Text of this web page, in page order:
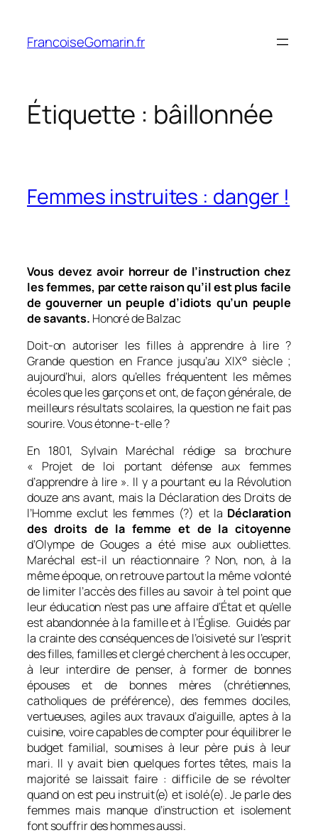
contenu
FrancoiseGomarin.fr
Étiquette : bâillonnée
Femmes instruites : danger !
Vous devez avoir horreur de l’instruction chez
les femmes, par cette raison qu’il est plus facile
de gouverner un peuple d’idiots qu’un peuple
de savants. Honoré de Balzac
Doit-on autoriser les filles à apprendre à lire ?
Grande question en France jusqu’au XIX° siècle ;
aujourd’hui, alors qu’elles fréquentent les mêmes
écoles que les garçons et ont, de façon générale, de
meilleurs résultats scolaires, la question ne fait pas
sourire. Vous étonne-t-elle ?
En 1801, Sylvain Maréchal rédige sa brochure
« Projet de loi portant défense aux femmes
d’apprendre à lire ». Il y a pourtant eu la Révolution
douze ans avant, mais la Déclaration des Droits de
l’Homme exclut les femmes (?) et la Déclaration
des droits de la femme et de la citoyenne
d’Olympe de Gouges a été mise aux oubliettes.
Maréchal est-il un réactionnaire ? Non, non, à la
même époque, on retrouve partout la même volonté
de limiter l’accès des filles au savoir à tel point que
leur éducation n’est pas une affaire d’État et qu’elle
est abandonnée à la famille et à l’Église. Guidés par
la crainte des conséquences de l’oisiveté sur l’esprit
des filles, familles et clergé cherchent à les occuper,
à leur interdire de penser, à former de bonnes
épouses et de bonnes mères (chrétiennes,
catholiques de préférence), des femmes dociles,
vertueuses, agiles aux travaux d’aiguille, aptes à la
cuisine, voire capables de compter pour équilibrer le
budget familial, soumises à leur père puis à leur
mari. Il y avait bien quelques fortes têtes, mais la
majorité se laissait faire : difficile de se révolter
quand on est peu instruit(e) et isolé(e). Je parle des
femmes mais manque d’instruction et isolement
font souffrir des hommes aussi.